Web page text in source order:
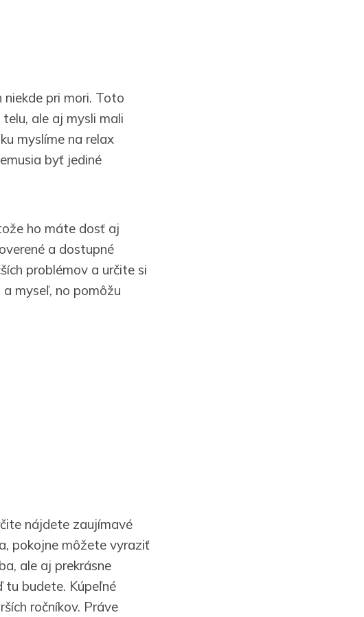
pri mori. Toto
ale aj mysli mali
myslíme na relax
byť jediné
ho máte dosť aj
a dostupné
problémov a určite si
myseľ, no pomôžu
nájdete zaujímavé
pokojne môžete vyraziť
ale aj prekrásne
tu budete. Kúpeľné
ročníkov. Práve